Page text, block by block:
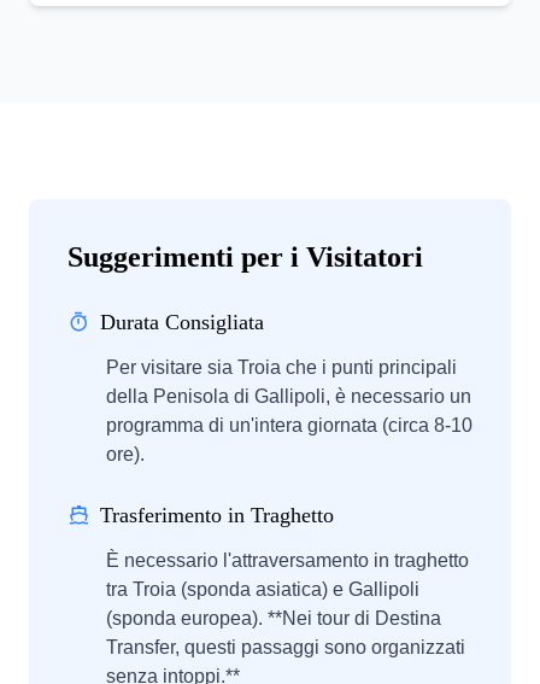
Suggerimenti per i Visitatori
Durata Consigliata
Per visitare sia Troia che i punti principali
della Penisola di Gallipoli, è necessario un
programma di un'intera giornata (circa 8-10
ore).
Trasferimento in Traghetto
È necessario l'attraversamento in traghetto
tra Troia (sponda asiatica) e Gallipoli
(sponda europea). **Nei tour di Destina
Transfer, questi passaggi sono organizzati
senza intoppi.**